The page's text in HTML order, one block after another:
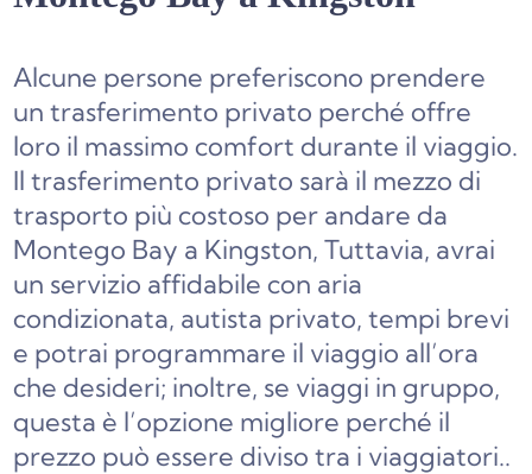
Alcune persone preferiscono prendere
un trasferimento privato perché offre
loro il massimo comfort durante il viaggio.
Il trasferimento privato sarà il mezzo di
trasporto più costoso per andare da
Montego Bay a Kingston,Tuttavia, avrai
un servizio affidabile con aria
condizionata, autista privato, tempi brevi
e potrai programmare il viaggio all’ora
che desideri; inoltre, se viaggi in gruppo,
questa è l’opzione migliore perché il
prezzo può essere diviso tra i viaggiatori..